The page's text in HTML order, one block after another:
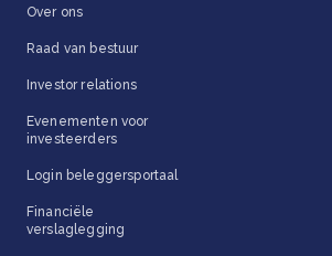
Over ons
Raad van bestuur
Investor relations
Evenementen voor
investeerders
Login beleggersportaal
Financiële
verslaglegging